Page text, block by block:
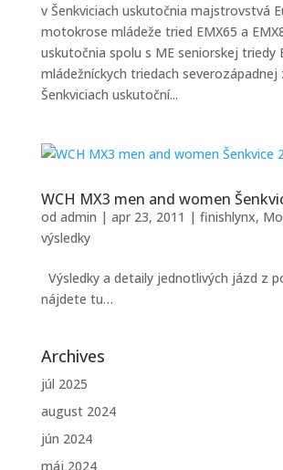
v Šenkviciach uskutočnia majstrovstvá
motokrose mládeže tried EMX65 a
uskutočnia spolu s ME seniorskej triedy
mládežníckych triedach severozápadnej
Šenkviciach uskutoční...
WCH MX3 men and women
od admin | apr 23, 2011 | finishlynx,
výsledky
Výsledky a detaily jednotlivých jázd z
nájdete tu…
Archives
júl 2025
august 2024
jún 2024
máj 2024